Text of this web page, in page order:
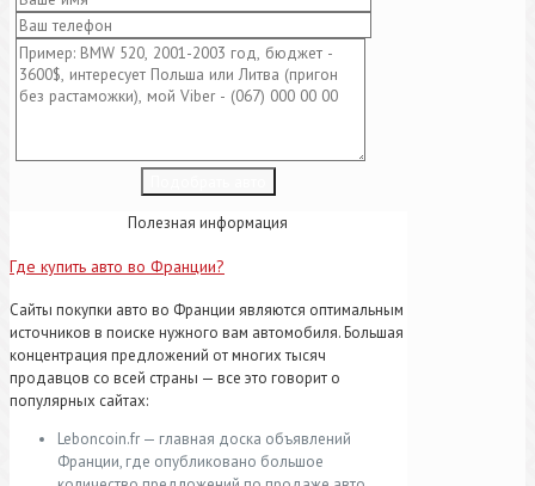
Полезная информация
Где купить авто во Франции?
Сайты покупки авто во Франции являются оптимальным
источников в поиске нужного вам автомобиля. Большая
концентрация предложений от многих тысяч
продавцов со всей страны — все это говорит о
популярных сайтах:
Leboncoin.fr — главная доска объявлений
Франции, где опубликовано большое